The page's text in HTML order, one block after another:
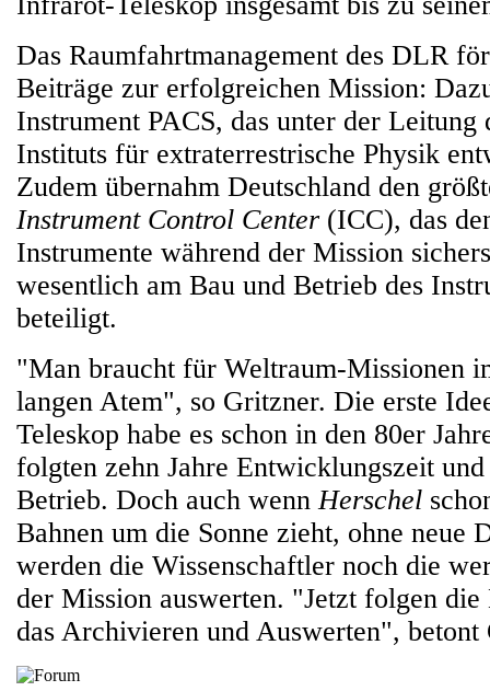
Das Raumfahrtmanagement des DLR
Beiträge zur erfolgreichen Mission:
Instrument PACS, das unter der Leitung
Instituts für extraterrestrische Physik
Zudem übernahm Deutschland den
Instrument Control Center (ICC), das
Instrumente während der Mission
wesentlich am Bau und Betrieb des
beteiligt.
"Man braucht für Weltraum-Missionen
langen Atem", so Gritzner. Die erste
Teleskop habe es schon in den 80er
folgten zehn Jahre Entwicklungszeit
Betrieb. Doch auch wennHerschel
Bahnen um die Sonne zieht, ohne neue
werden die Wissenschaftler noch die
der Mission auswerten. "Jetzt folgen
das Archivieren und Auswerten", betont